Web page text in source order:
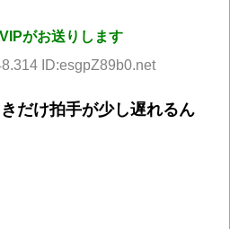
がお送りします
ID:esgpZ89b0.net
だけ拍手が少し遅れるん